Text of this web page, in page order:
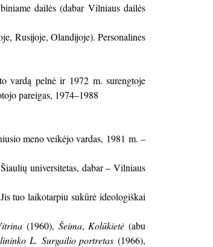
dailės (dabar Vilniaus dailės
Rusijoje, Olandijoje). Personalines
vardą pelnė ir 1972 m. surengtoje
pareigas, 1974–1988
meno veikėjo vardas, 1981 m. –
universitetas, dabar – Vilniaus
tuo laikotarpiu sukūrė ideologiškai
(1960), Šeima, Kolūkietė (abu
L. Surgailio portretas (1966),